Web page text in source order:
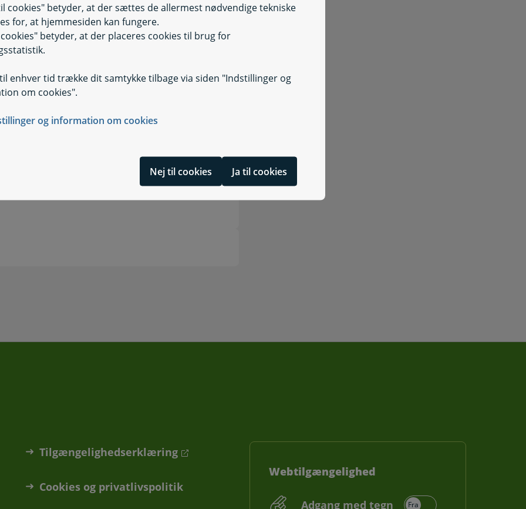
cookies" betyder, at der sættes de allermest nødvendige tekniske
for, at hjemmesiden kan fungere.
cookies" betyder, at der placeres cookies til brug for
enhver tid trække dit samtykke tilbage via siden "Indstillinger og
om cookies".
og information om cookies
Nej til cookies Ja til cookies
Selvbetjening
Selvbetjening, Klageskema vedrørende natur- og vandløbsforhold
Selvbetjening
Selvbetjening, Planklagenævnets afgørelsesportal
Tilgængelighedserklæring
Cookies og privatlivspolitik
Webtilgængelighed
Adgang med tegn